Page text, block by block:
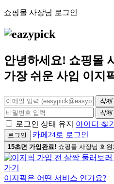
쇼핑몰 사장님 로그인
안녕하세요! 쇼핑몰
가장 쉬운 사입 이지
삭제
삭제
로그인 상태 유지 아이디 찾기
로그인 카페24로 로그인
15초면 가입완료! 쇼핑몰 사장님 회원
이지픽은 어떤 서비스 인가요?